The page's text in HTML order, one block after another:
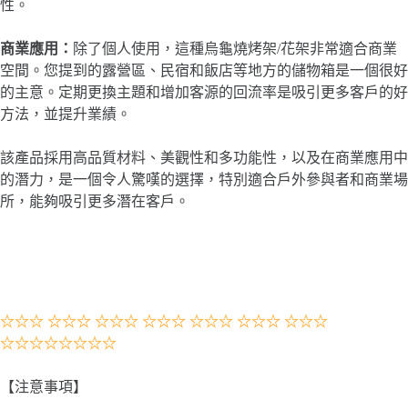
性。
商業應用： 除了個人使用，這種烏龜燒烤架/花架非常適合商業
空間。您提到的露營區、民宿和飯店等地方的儲物箱是一個很好
的主意。定期更換主題和增加客源的回流率是吸引更多客戶的好
方法，並提升業績。
該產品採用高品質材料、美觀性和多功能性，以及在商業應用中
的潛力，是一個令人驚嘆的選擇，特別適合戶外參與者和商業場
所，能夠吸引更多潛在客戶。
☆☆☆ ☆☆☆ ☆☆☆ ☆☆☆ ☆☆☆ ☆☆☆ ☆☆☆
☆☆☆☆☆☆☆☆
【注意事項】